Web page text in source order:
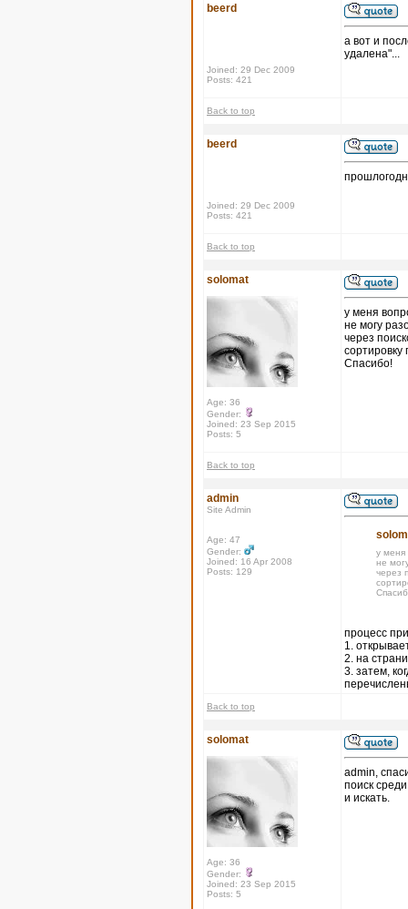
beerd
Joined: 29 Dec 2009
Posts: 421
а вот и
удалена"...
Back to top
beerd
Joined: 29 Dec 2009
Posts: 421
Back to top
solomat
Age: 36
Gender:
Joined: 23 Sep 2015
Posts: 5
у меня
не могу
через
сортировку
Спасибо!
Back to top
admin
Site Admin
Age: 47
Gender:
Joined: 16 Apr 2008
Posts: 129
у меня
не
через
процесс
1.
2. на
3. затем,
Back to top
solomat
Age: 36
Gender:
Joined: 23 Sep 2015
Posts: 5
admin,
поиск
и искать.